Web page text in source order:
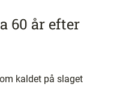
60 år efter
kaldet på slaget